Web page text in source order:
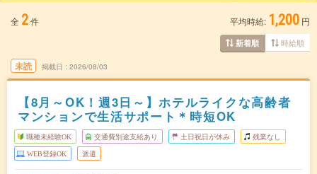
全 2件 平均時給: 1,200 円
新着順 時給順
未読 掲載日 2026/08/03
【8月～OK！週3日～】ホテルライクな高齢者
マンションで生活サポート＊時短OK
職種未経験OK 交通費別途支給あり 土日祝日が休み 残業なし
WEB登録OK 派遣